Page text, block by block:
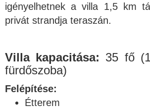
igényelhetnek a villa 1,5 km
privát strandja teraszán.
Villa kapacitása: 35 fő
fürdőszoba)
Felépítése:
Étterem